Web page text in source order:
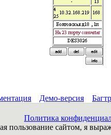
Демо-версия
Политика
пользование сайтом, я